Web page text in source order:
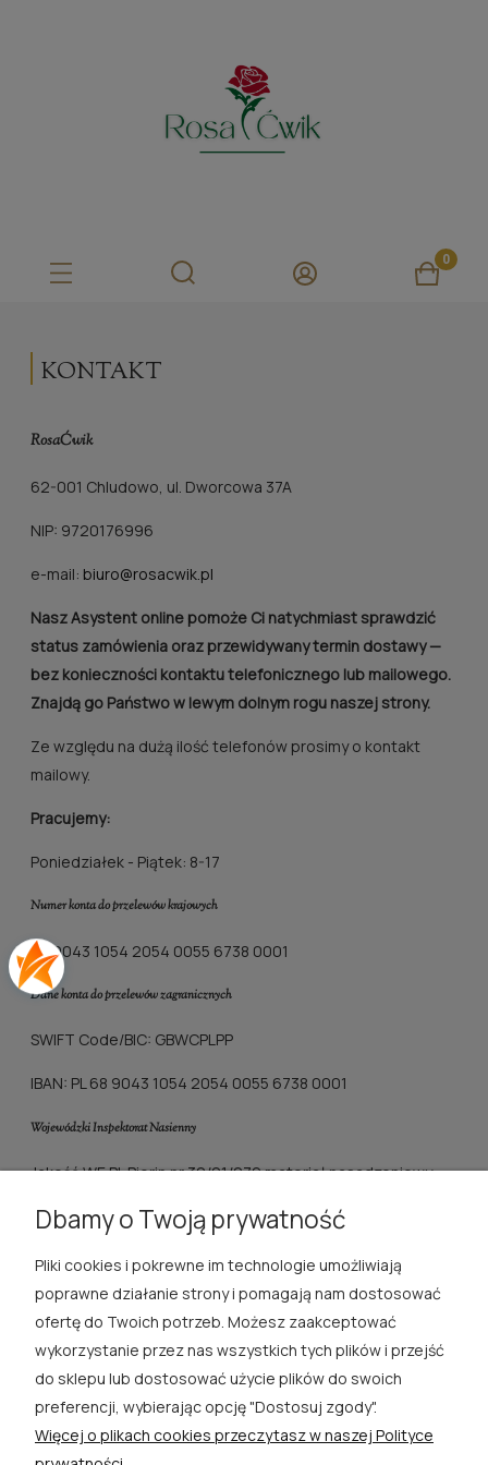
KONTAKT
RosaĆwik
62-001 Chludowo, ul. Dworcowa 37A
NIP: 9720176996
e-mail: biuro@rosacwik.pl
Nasz Asystent online pomoże Ci natychmiast sprawdzić
status zamówienia oraz przewidywany termin dostawy —
bez konieczności kontaktu telefonicznego lub mailowego.
Znajdą go Państwo w lewym dolnym rogu naszej strony.
Ze względu na dużą ilość telefonów prosimy o kontakt
mailowy.
Pracujemy:
Poniedziałek - Piątek: 8-17
Numer konta do przelewów krajowych
68 9043 1054 2054 0055 6738 0001
Dane konta do przelewów zagranicznych
SWIFT Code/BIC: GBWCPLPP
IBAN: PL 68 9043 1054 2054 0055 6738 0001
Wojewódzki Inspektorat Nasienny
Jakość WE PL Piorin nr 30/21/279 materiał nasadzeniowy
ROSA ĆWIK
SKLEP
EXTRA
Dbamy o Twoją prywatność
Pliki cookies i pokrewne im technologie umożliwiają
poprawne działanie strony i pomagają nam dostosować
ofertę do Twoich potrzeb. Możesz zaakceptować
wykorzystanie przez nas wszystkich tych plików i przejść
do sklepu lub dostosować użycie plików do swoich
preferencji, wybierając opcję "Dostosuj zgody".
Więcej o plikach cookies przeczytasz w naszej Polityce